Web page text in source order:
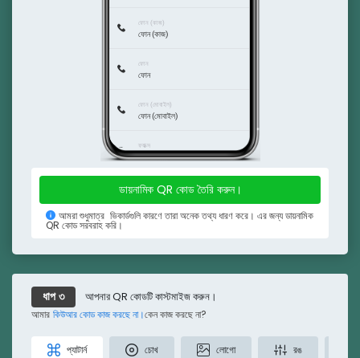
ফোন (কাজ)
ফোন (কাজ)
ফোন
ফোন
ফোন (মোবাইল)
ফোন (মোবাইল)
ফ্যাক্স
ফ্যাক্স
ইমেইল
ওয়েবসাইট
Links and Connections
ডায়নামিক QR কোড তৈরি করুন।
আমরা শুধুমাত্র ভিকার্ডগুলি কারণে তারা অনেক তথ্য ধারণ করে। এর জন্য ডায়নামিক
QR কোড সরবরাহ করি।
ধাপ ৩ আপনার QR কোডটি কাস্টমাইজ করুন।
আমার কিউআর কোড কাজ করছে না।কেন কাজ করছে না?
প্যাটার্ন চোখ লোগো রঙ